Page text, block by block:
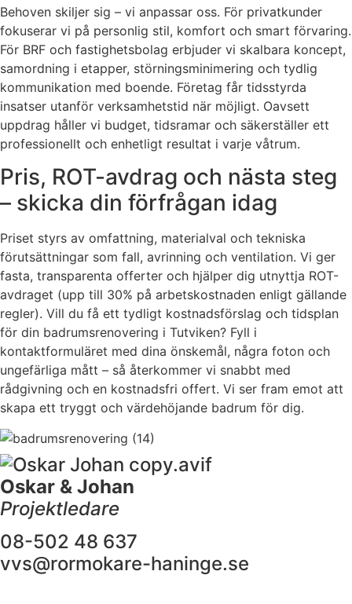
Behoven skiljer sig – vi anpassar oss. För privatkunder
fokuserar vi på personlig stil, komfort och smart förvaring.
För BRF och fastighetsbolag erbjuder vi skalbara koncept,
samordning i etapper, störningsminimering och tydlig
kommunikation med boende. Företag får tidsstyrda
insatser utanför verksamhetstid när möjligt. Oavsett
uppdrag håller vi budget, tidsramar och säkerställer ett
professionellt och enhetligt resultat i varje våtrum.
Pris, ROT-avdrag och nästa steg
– skicka din förfrågan idag
Priset styrs av omfattning, materialval och tekniska
förutsättningar som fall, avrinning och ventilation. Vi ger
fasta, transparenta offerter och hjälper dig utnyttja ROT-
avdraget (upp till 30% på arbetskostnaden enligt gällande
regler). Vill du få ett tydligt kostnadsförslag och tidsplan
för din badrumsrenovering i Tutviken? Fyll i
kontaktformuläret med dina önskemål, några foton och
ungefärliga mått – så återkommer vi snabbt med
rådgivning och en kostnadsfri offert. Vi ser fram emot att
skapa ett tryggt och värdehöjande badrum för dig.
Oskar & Johan
Projektledare
08-502 48 637
vvs@rormokare-haninge.se